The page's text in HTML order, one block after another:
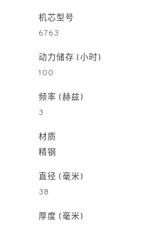
机芯型号
6763
动力储存 (小时)
100
频率 (赫兹)
3
材质
精钢
直径 (毫米)
38
厚度 (毫米)